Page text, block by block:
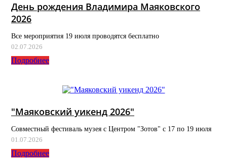
День рождения Владимира Маяковского
2026
Все мероприятия 19 июля проводятся бесплатно
02.07.2026
Подробнее
"Маяковский уикенд 2026"
Совместный фестиваль музея с Центром "Зотов" с 17 по 19 июля
01.07.2026
Подробнее